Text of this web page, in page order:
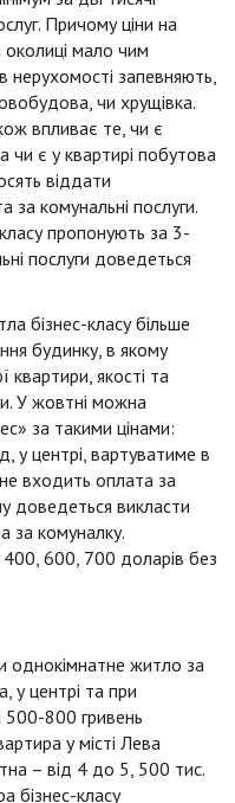
Причому ціни на
мало чим
нерухомості запевняють,
чи хрущівка.
впливає те, чи є
чи є у квартирі побутова
віддати
комунальні послуги.
пропонують за 3-
послуги доведеться
бізнес-класу більше
будинку, в якому
квартири, якості та
У жовтні можна
за такими цінами:
у центрі, вартуватиме в
входить оплата за
доведеться викласти
за комуналку.
400, 600, 700 доларів без
однокімнатне житло за
у центрі та при
500-800 гривень
у місті Лева
– від 4 до 5, 500 тис.
бізнес-класу